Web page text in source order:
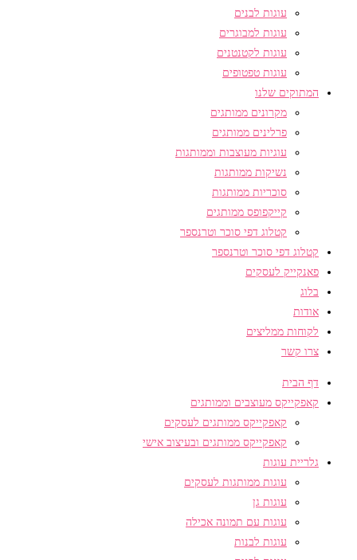
עוגות לבנים
עוגות למבוגרים
עוגות לקטנטנים
עוגות טפטופים
המתוקים שלנו
מקרונים ממותגים
פרלינים ממותגים
עוגיות מעוצבות וממותגות
נשיקות ממותגות
סוכריות ממותגות
קייקפופס ממותגים
קטלוג דפי סוכר וטרנספר
קטלוג דפי סוכר וטרנספר
פאנקייק לעסקים
בלוג
אודות
לקוחות ממליצים
צרו קשר
דף הבית
קאפקייקס מעוצבים וממותגים
קאפקייקס ממותגים לעסקים
קאפקייקס ממותגים ובעיצוב אישי
גלריית עוגות
עוגות ממותגות לעסקים
עוגות גן
עוגות עם תמונה אכילה
עוגות לבנות